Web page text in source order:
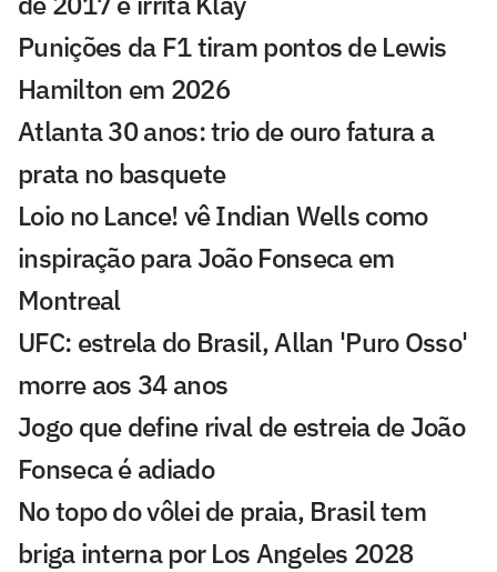
Punições da F1 tiram pontos de Lewis
Hamilton em 2026
Atlanta 30 anos: trio de ouro fatura a
prata no basquete
Loio no Lance! vê Indian Wells como
inspiração para João Fonseca em
Montreal
UFC: estrela do Brasil, Allan 'Puro Osso'
morre aos 34 anos
Jogo que define rival de estreia de João
Fonseca é adiado
No topo do vôlei de praia, Brasil tem
briga interna por Los Angeles 2028